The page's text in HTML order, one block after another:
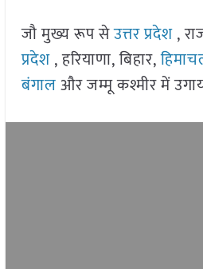
जौ मुख्य रूप सेउत्तर प्रदेश,
प्रदेश, हरियाणा, बिहार,
बंगालऔर जम्मू कश्मीर में